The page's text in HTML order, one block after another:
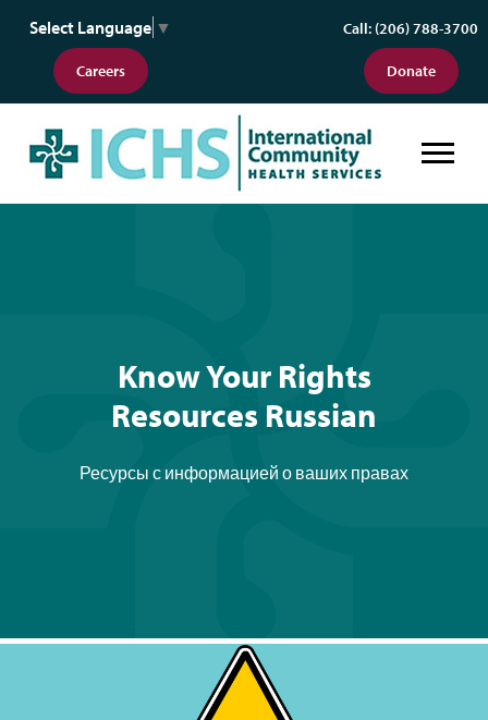
Select Language ▼
Careers
Call: (206) 788-3700
Donate
Know Your Rights
Resources Russian
Ресурсы с информацией о ваших правах